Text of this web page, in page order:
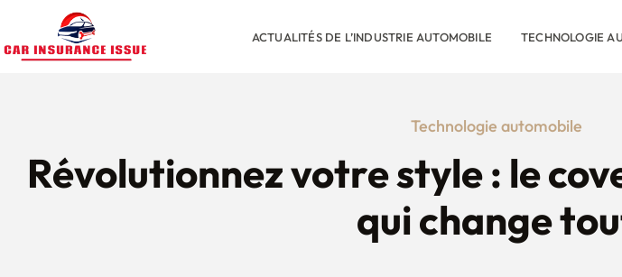
ACTUALITÉS DE L’INDUSTRIE AUTOMOBILE TECHNOLOGIE
Technologie automobile
Révolutionnez votre style : le
qui change